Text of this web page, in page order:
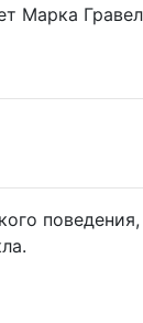
Марка
поведения,